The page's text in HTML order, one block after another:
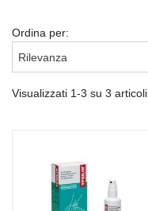
Ordina per:
Visualizzati 1-3 su 3 articoli